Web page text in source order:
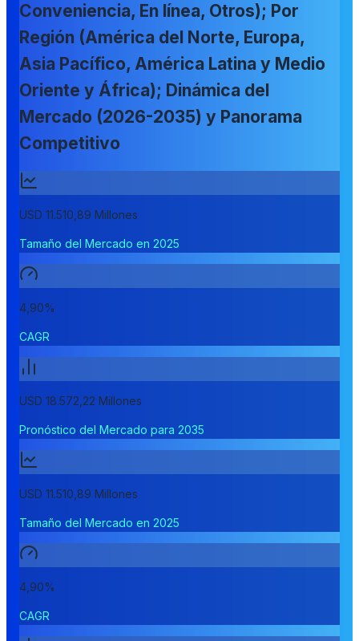
Conveniencia, En línea, Otros); Por
Región (América del Norte, Europa,
Asia Pacífico, América Latina y Medio
Oriente y África); Dinámica del
Mercado (2026-2035) y Panorama
Competitivo
USD 11.510,89 Millones
Tamaño del Mercado en 2025
4,90%
CAGR
USD 18.572,22 Millones
Pronóstico del Mercado para 2035
USD 11.510,89 Millones
Tamaño del Mercado en 2025
4,90%
CAGR